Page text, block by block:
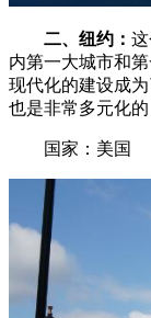
二、纽约：
内第一大城市和
现代化的建设成
也是非常多元化
国家：美国